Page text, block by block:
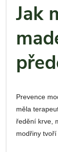
Jak
Prevence
měla
ředění krve,
modřiny tvoří